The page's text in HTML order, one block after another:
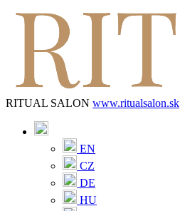
RITUAL SALON www.ritualsalon.sk
EN
CZ
DE
HU